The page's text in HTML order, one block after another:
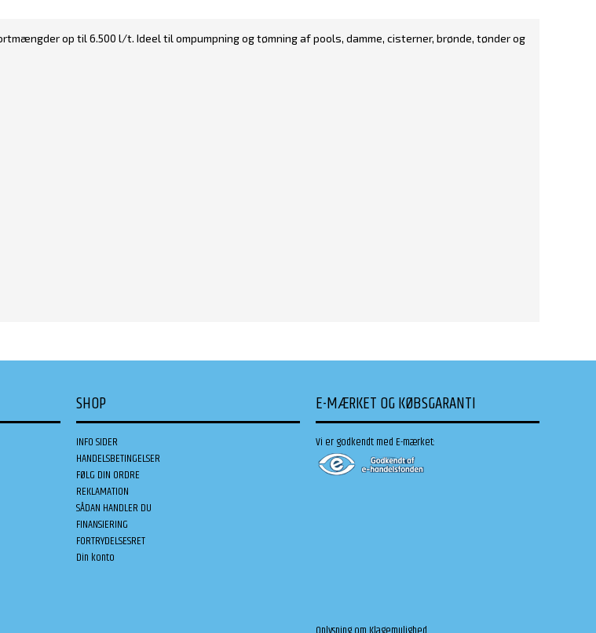
op til 6.500 l/t. Ideel til ompumpning og tømning af pools, damme, cisterner, brønde, tønder og
SHOP
INFO SIDER
HANDELSBETINGELSER
FØLG DIN ORDRE
REKLAMATION
SÅDAN HANDLER DU
FINANSIERING
FORTRYDELSESRET
Din konto
E-MÆRKET OG KØBSGARANTI
Vi er godkendt med E-mærket: